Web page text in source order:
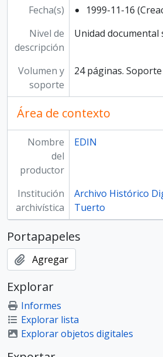
Fecha(s)
1999-11-16
Nivel de
descripción
Unidad documental
Volumen y
soporte
24 páginas.
Área de contexto
Nombre
del
productor
EDIN
Institución
archivística
Archivo Histórico
Tuerto
Portapapeles
Agregar
Explorar
Informes
Explorar lista
Explorar objetos digitales